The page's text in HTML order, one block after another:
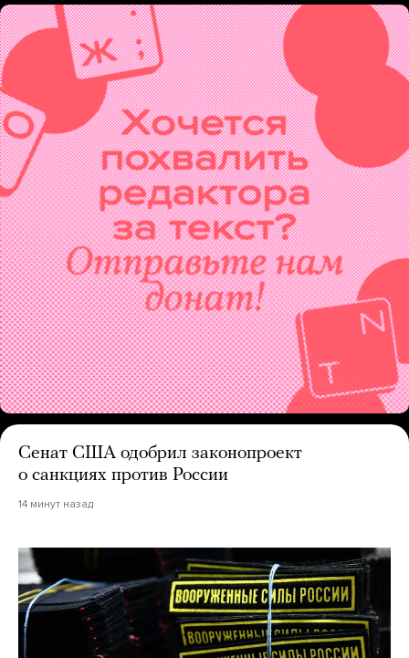
Сенат США одобрил законопроект
о санкциях против России
14 минут назад